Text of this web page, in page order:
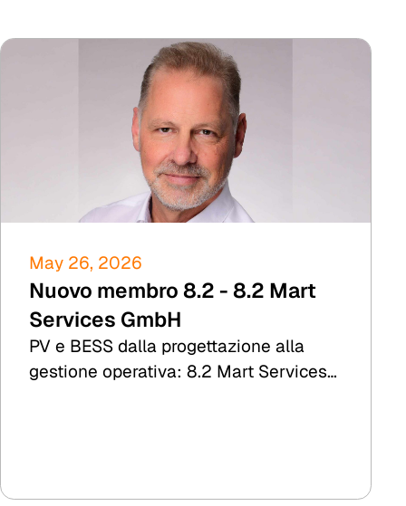
May 26, 2026
Nuovo membro 8.2 - 8.2 Mart
Services GmbH
PV e BESS dalla progettazione alla
gestione operativa: 8.2 Mart Services